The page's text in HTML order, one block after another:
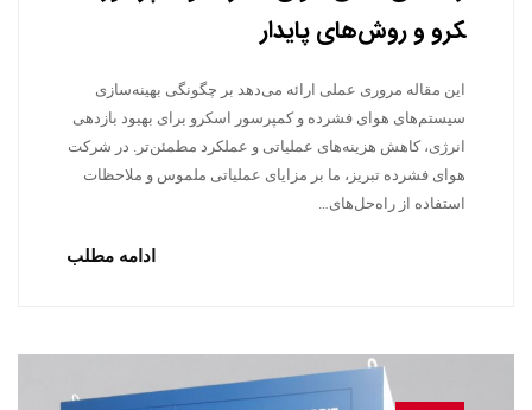
کرو و روش‌های پایدار
این مقاله مروری عملی ارائه می‌دهد بر چگونگی بهینه‌سازی
سیستم‌های هوای فشرده و کمپرسور اسکرو برای بهبود بازدهی
انرژی، کاهش هزینه‌های عملیاتی و عملکرد مطمئن‌تر. در شرکت
هوای فشرده تبریز، ما بر مزایای عملیاتی ملموس و ملاحظات
استفاده از راه‌حل‌های…
ادامه مطلب